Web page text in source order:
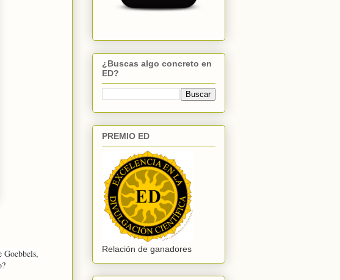
Goebbels,
¿Buscas algo concreto en
ED?
PREMIO ED
Relación de ganadores